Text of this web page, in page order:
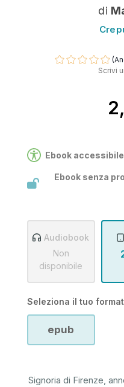
di
Scrivi
Ebook senza
Ebook
Audiobook
Non
disponibile
Seleziona il tuo
epub
Signoria di Firenze,